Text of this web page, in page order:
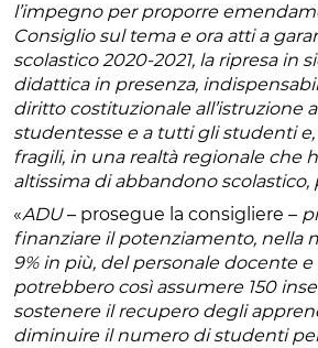
l’impegno per proporre
Consiglio sul tema e ora atti a
scolastico 2020-2021, la ripresa in
didattica in presenza,
diritto costituzionale all’istruzione
studentesse e a tutti gli studenti
fragili, in una realtà regionale che
altissima di abbandono scolastico,
«ADU– prosegue la consigliere –
finanziare il potenziamento, nella
9% in più, del personale docente e
potrebbero così assumere 150
sostenere il recupero degli
diminuire il numero di studenti